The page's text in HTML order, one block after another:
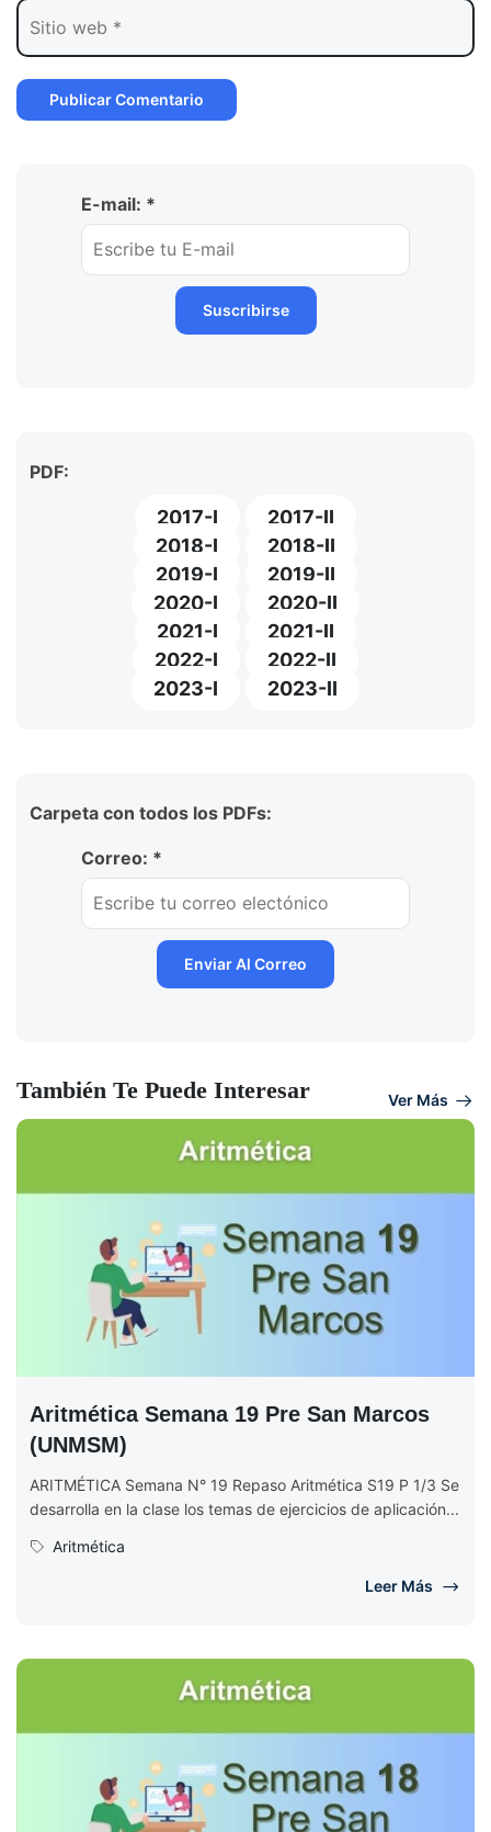
E-mail: *
PDF:
2017-I
2017-II
2018-I
2018-II
2019-I
2019-II
2020-I
2020-II
2021-I
2021-II
2022-I
2022-II
2023-I
2023-II
Carpeta con todos los PDFs:
Correo: *
También Te Puede Interesar Ver Más
Aritmética Semana 19 Pre San Marcos
(UNMSM)
ARITMÉTICA Semana N° 19 Repaso Aritmética S19 P 1/3 Se
desarrolla en la clase los temas de ejercicios de aplicación...
Aritmética
Leer Más